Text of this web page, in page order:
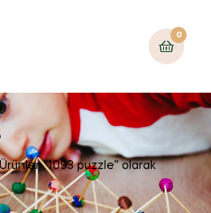
0
Ürünler “1093 puzzle” olarak